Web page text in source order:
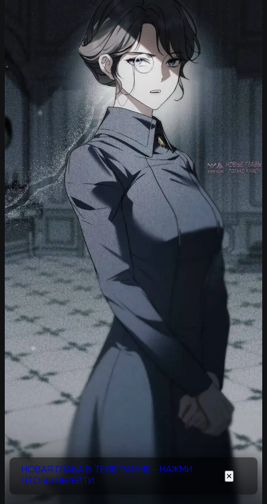
НОВАЯ ГЛАВА В ТЕЛЕГРАММЕ - НАЖМИ
ЧТОБЫ ПЕРЕЙТИ
✕